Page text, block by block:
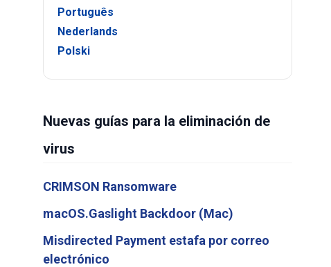
Português
Nederlands
Polski
Nuevas guías para la eliminación de
virus
CRIMSON Ransomware
macOS.Gaslight Backdoor (Mac)
Misdirected Payment estafa por correo
electrónico